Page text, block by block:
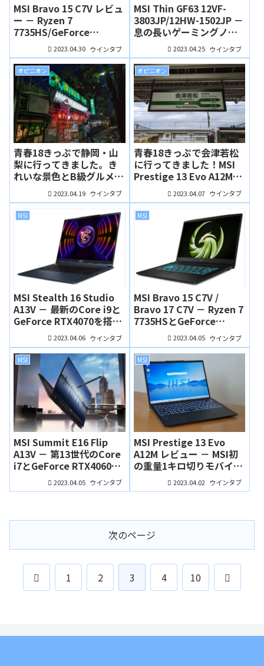
MSI Bravo 15 C7V レビュ
ー － Ryzen 7
7735HS/GeForce
RTX4050搭載のゲーミン
グノート、MSIらしく基本
品質の高い製品です
2023.04.30 ウインタブ
MSI Thin GF63 12VF-
3803JP/12HW-1502JP －
息の長いゲーミングノー
ト、GF63シリーズにIntel
Arc A370M搭載モデルが
追加されました！
2023.04.25 ウインタブ
オピニオン
青春18きっぷで静岡・山
梨に行ってきました。き
れいな景色とB級グルメを
満喫し、MSI Prestige 13
Evo A12Mで仕事もばっち
り！
2023.04.19 ウインタブ
オピニオン
青春18きっぷで会津若松
に行ってきました！MSI
Prestige 13 Evo A12Mで
仕事も快適に！
2023.04.07 ウインタブ
MSI
MSI Stealth 16 Studio
A13V － 最新のCore i9と
GeForce RTX4070を搭載
する薄型で「上品」なゲ
ーミングノート
2023.04.06 ウインタブ
MSI
MSI Bravo 15 C7V /
Bravo 17 C7V － Ryzen 7
7735HSとGeForce
RTX40シリーズ搭載のゲ
ーミングノート、かなり
のお買い得価格です
2023.04.05 ウインタブ
MSI
MSI Summit E16 Flip
A13V － 第13世代のCore
i7とGeForce RTX4060を
搭載する高性能16インチ
2 in 1
2023.04.05 ウインタブ
MSI
MSI Prestige 13 Evo
A12M レビュー － MSI初
の重量1キロ切りモバイル
ノート。システムスペッ
クも高水準2023.04.02 ウインタブ
次のページ
前
1 2 3 4 10
次